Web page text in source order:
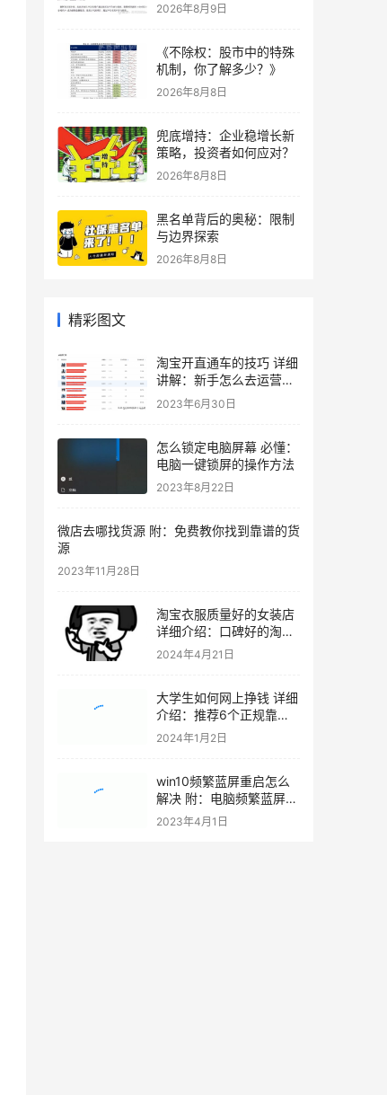
2026年8月9日
《不除权：股市中的特殊
机制，你了解多少？》
2026年8月8日
兜底增持：企业稳增长新
策略，投资者如何应对？
2026年8月8日
黑名单背后的奥秘：限制
与边界探索
2026年8月8日
精彩图文
淘宝开直通车的技巧 详细
讲解：新手怎么去运营淘
宝店铺
2023年6月30日
怎么锁定电脑屏幕 必懂：
电脑一键锁屏的操作方法
2023年8月22日
微店去哪找货源 附：免费教你找到靠谱的货
源
2023年11月28日
淘宝衣服质量好的女装店
详细介绍：口碑好的淘宝
女装店铺推荐
2024年4月21日
大学生如何网上挣钱 详细
介绍：推荐6个正规靠谱
的兼职项目
2024年1月2日
win10频繁蓝屏重启怎么
解决 附：电脑频繁蓝屏重
启的终极解决方案
2023年4月1日